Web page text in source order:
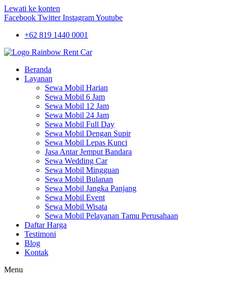
Lewati ke konten
Facebook Twitter InstagramYoutube
+62 819 1440 0001
Beranda
Layanan
Sewa Mobil Harian
Sewa Mobil 6 Jam
Sewa Mobil 12 Jam
Sewa Mobil 24 Jam
Sewa Mobil Full Day
Sewa Mobil Dengan Supir
Sewa Mobil Lepas Kunci
Jasa Antar Jemput Bandara
Sewa Wedding Car
Sewa Mobil Mingguan
Sewa Mobil Bulanan
Sewa Mobil Jangka Panjang
Sewa Mobil Event
Sewa Mobil Wisata
Sewa Mobil Pelayanan Tamu Perusahaan
Daftar Harga
Testimoni
Blog
Kontak
Menu